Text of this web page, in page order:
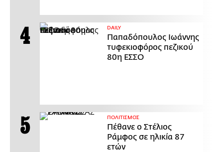
DAILY
Παπαδόπουλος Ιωάννης
τυφεκιοφόρος πεζικού
80η ΕΣΣΟ
ΠΟΛΙΤΙΣΜΟΣ
Πέθανε ο Στέλιος
Ράμφος σε ηλικία 87
ετών